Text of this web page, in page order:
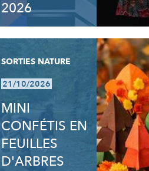
2026
SORTIES NATURE
21/10/2026
MINI
CONFÉTIS EN
FEUILLES
D'ARBRES